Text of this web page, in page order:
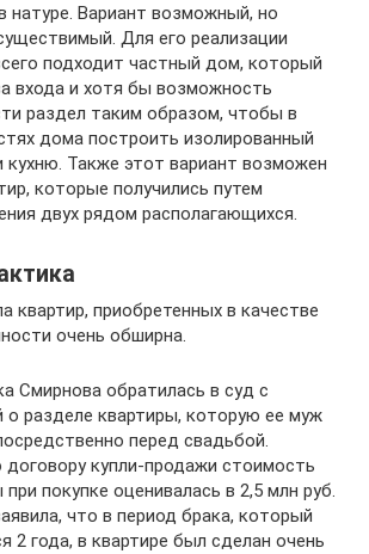
натуре. Вариант возможный, но
Для его реализации
подходит частный дом, который
входа и хотя бы возможность
раздел таким образом, чтобы в
дома построить изолированный
кухню. Также этот вариант возможен
которые получились путем
двух рядом располагающихся.
квартир, приобретенных в качестве
очень обширна.
Смирнова обратилась в суд с
о разделе квартиры, которую ее муж
перед свадьбой.
договору купли-продажи стоимость
при покупке оценивалась в 2,5 млн руб.
что в период брака, который
2 года, в квартире был сделан очень